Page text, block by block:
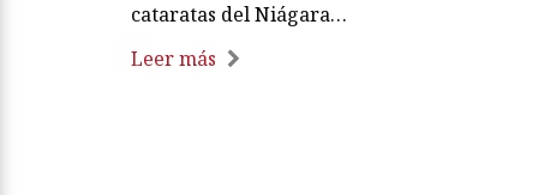
cataratas del Niágara…
Leer más